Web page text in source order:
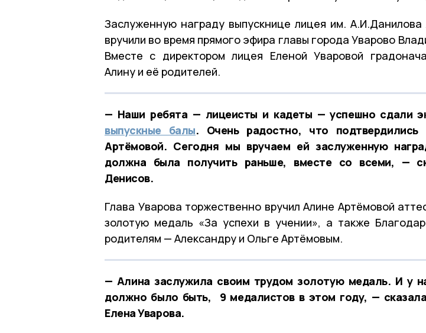
Заслуженную награду выпускнице лицея им. А.И.Данилова
вручили во время прямого эфира главы города Уварово
Вместе с директором лицея Еленой Уваровой
Алину и её родителей.
— Наши ребята — лицеисты и кадеты — успешно сдали
выпускные балы. Очень радостно, что
Артёмовой. Сегодня мы вручаем ей заслуженную
должна была получить раньше, вместе со всеми, —
Денисов.
Глава Уварова торжественно вручил Алине Артёмовой
золотую медаль «За успехи в учении», а также
родителям — Александру и Ольге Артёмовым.
— Алина заслужила своим трудом золотую медаль. И у
должно было быть, 9 медалистов в этом году, —
Елена Уварова.